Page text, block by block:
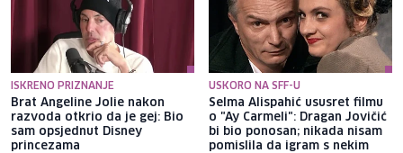
ISKRENO PRIZNANJE
Brat Angeline Jolie nakon
razvoda otkrio da je gej: Bio
sam opsjednut Disney
princezama
USKORO NA SFF-U
Selma Alispahić ususret filmu
o "Ay Carmeli": Dragan Jovičić
bi bio ponosan; nikada nisam
pomislila da igram s nekim